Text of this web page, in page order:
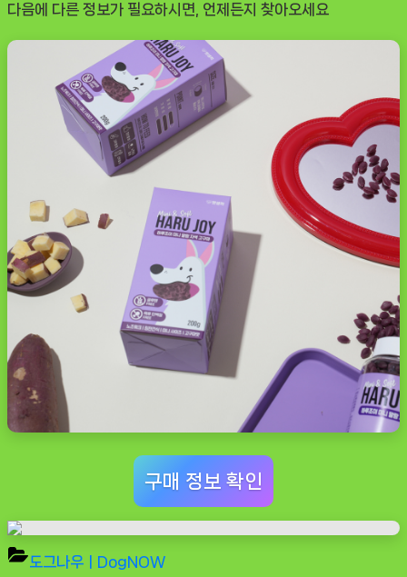
다음에 다른 정보가 필요하시면, 언제든지 찾아오세요
구매 정보 확인
도그나우ㅣDogNOW